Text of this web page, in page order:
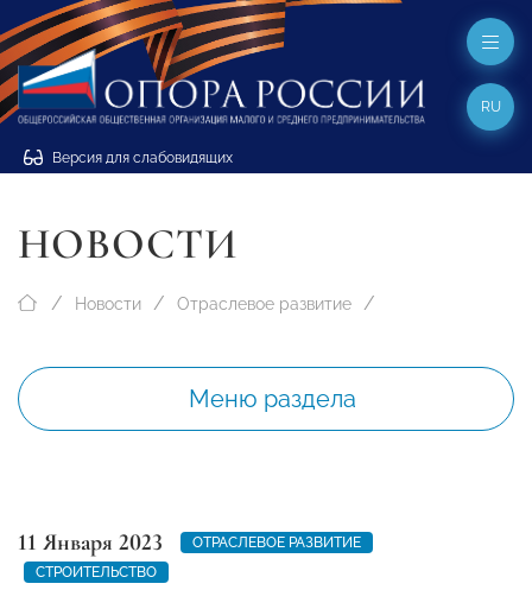
Версия для слабовидящих
RU
НОВОСТИ
Новости Отраслевое развитие
Меню раздела
11 Января 2023
ОТРАСЛЕВОЕ РАЗВИТИЕ
СТРОИТЕЛЬСТВО